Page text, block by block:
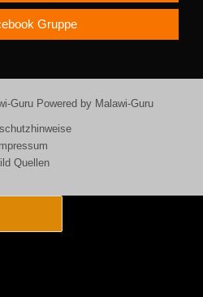
Gruppe
Guru Powered by Malawi-Guru
Impressum
Quellen